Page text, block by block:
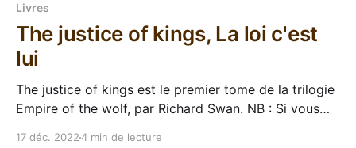
Livres
The justice of kings, La loi c'est
lui
The justice of kings est le premier tome de la trilogie
Empire of the wolf, par Richard Swan. NB : Si vous
17 déc. 20224 min de lecture